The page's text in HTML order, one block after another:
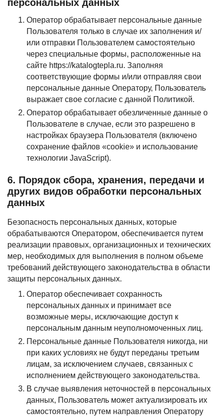
персональных данных
Оператор обрабатывает персональные данные
Пользователя только в случае их заполнения и/
или отправки Пользователем самостоятельно
через специальные формы, расположенные на
сайте https://katalogtepla.ru. Заполняя
соответствующие формы и/или отправляя свои
персональные данные Оператору, Пользователь
выражает свое согласие с данной Политикой.
Оператор обрабатывает обезличенные данные о
Пользователе в случае, если это разрешено в
настройках браузера Пользователя (включено
сохранение файлов «cookie» и использование
технологии JavaScript).
6. Порядок сбора, хранения, передачи и
других видов обработки персональных
данных
Безопасность персональных данных, которые
обрабатываются Оператором, обеспечивается путем
реализации правовых, организационных и технических
мер, необходимых для выполнения в полном объеме
требований действующего законодательства в области
защиты персональных данных.
Оператор обеспечивает сохранность
персональных данных и принимает все
возможные меры, исключающие доступ к
персональным данным неуполномоченных лиц.
Персональные данные Пользователя никогда, ни
при каких условиях не будут переданы третьим
лицам, за исключением случаев, связанных с
исполнением действующего законодательства.
В случае выявления неточностей в персональных
данных, Пользователь может актуализировать их
самостоятельно, путем направления Оператору